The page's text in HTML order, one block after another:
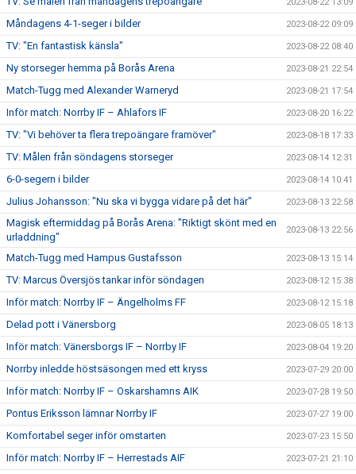
Måndagens 4-1-seger i bilder 2023-08-22 09:09
TV: "En fantastisk känsla" 2023-08-22 08:40
Ny storseger hemma på Borås Arena 2023-08-21 22:54
Match-Tugg med Alexander Warneryd 2023-08-21 17:54
Inför match: Norrby IF – Ahlafors IF 2023-08-20 16:22
TV: "Vi behöver ta flera trepoängare framöver" 2023-08-18 17:33
TV: Målen från söndagens storseger 2023-08-14 12:31
6-0-segern i bilder 2023-08-14 10:41
Julius Johansson: "Nu ska vi bygga vidare på det här" 2023-08-13 22:58
Magisk eftermiddag på Borås Arena: "Riktigt skönt med en
urladdning"
2023-08-13 22:56
Match-Tugg med Hampus Gustafsson 2023-08-13 15:14
TV: Marcus Översjös tankar inför söndagen 2023-08-12 15:38
Inför match: Norrby IF – Ängelholms FF 2023-08-12 15:18
Delad pott i Vänersborg 2023-08-05 18:13
Inför match: Vänersborgs IF – Norrby IF 2023-08-04 19:20
Norrby inledde höstsäsongen med ett kryss 2023-07-29 20:00
Inför match: Norrby IF – Oskarshamns AIK 2023-07-28 19:50
Pontus Eriksson lämnar Norrby IF 2023-07-27 19:00
Komfortabel seger inför omstarten 2023-07-23 15:50
Inför match: Norrby IF – Herrestads AIF 2023-07-21 21:10